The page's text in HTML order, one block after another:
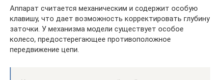
Аппарат считается механическим и содержит особую
клавишу, что дает возможность корректировать глубину
заточки. У механизма модели существует особое
колесо, предостерегающее противоположное
передвижение цепи.